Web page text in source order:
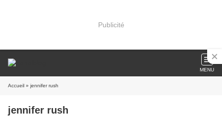
Publicité
MENU
Accueil » jennifer rush
jennifer rush